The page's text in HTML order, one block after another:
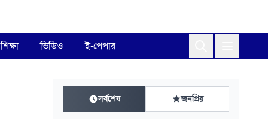
শিক্ষা ভিডিও ই-পেপার
সর্বশেষ জনপ্রিয়